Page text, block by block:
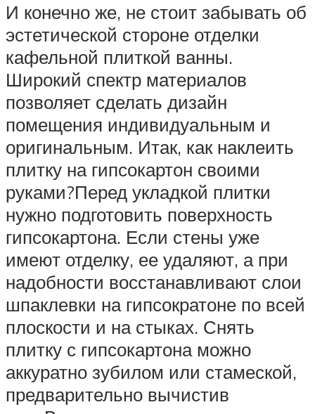
И конечно же, не стоит забывать об
эстетической стороне отделки
кафельной плиткой ванны.
Широкий спектр материалов
позволяет сделать дизайн
помещения индивидуальным и
оригинальным. Итак, как наклеить
плитку на гипсокартон своими
руками?Перед укладкой плитки
нужно подготовить поверхность
гипсокартона. Если стены уже
имеют отделку, ее удаляют, а при
надобности восстанавливают слои
шпаклевки на гипсократоне по всей
плоскости и на стыках. Снять
плитку с гипсокартона можно
аккуратно зубилом или стамеской,
предварительно вычистив